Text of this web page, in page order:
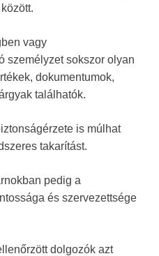
vagy
személyzet sokszor olyan
dokumentumok,
találhatók.
is múlhat
takarítást.
pedig a
és szervezettsége
dolgozók azt